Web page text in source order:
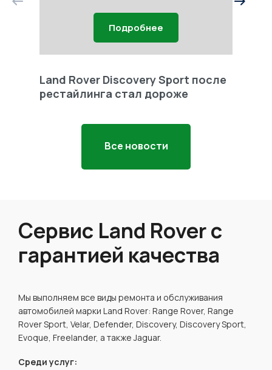
Подробнее
Land Rover Discovery Sport после
рестайлинга стал дороже
Все новости
Сервис Land Rover с
гарантией качества
Мы выполняем все виды ремонта и обслуживания
автомобилей марки Land Rover: Range Rover, Range
Rover Sport, Velar, Defender, Discovery, Discovery Sport,
Evoque, Freelander, а также Jaguar.
Среди услуг: